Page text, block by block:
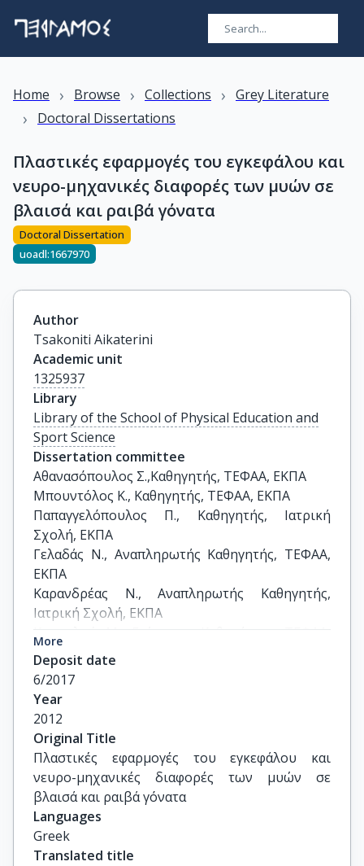
Home › Browse › Collections › Grey Literature
› Doctoral Dissertations
Πλαστικές εφαρμογές του εγκεφάλου και
νευρο-μηχανικές διαφορές των μυών σε
βλαισά και ραιβά γόνατα
Doctoral Dissertation
uoadl:1667970
Author
Tsakoniti Aikaterini
Academic unit
1325937
Library
Library of the School of Physical Education and
Sport Science
Dissertation committee
Αθανασόπουλος Σ.,Καθηγητής, ΤΕΦΑΑ, ΕΚΠΑ
Μπουντόλος Κ., Καθηγητής, ΤΕΦΑΑ, ΕΚΠΑ
Παπαγγελόπουλος Π., Καθηγητής, Ιατρική
Σχολή, ΕΚΠΑ
Γελαδάς Ν., Αναπληρωτής Καθηγητής, ΤΕΦΑΑ,
ΕΚΠΑ
Καρανδρέας Ν., Αναπληρωτής Καθηγητής,
Ιατρική Σχολή, ΕΚΠΑ
ΕΚΠΑ
Τερζής Γ., Επίκουρος Καθηγητής, ΤΕΦΑΑ, ΕΚΠΑ
More
Deposit date
6/2017
Year
2012
Original Title
Πλαστικές εφαρμογές του εγκεφάλου και
νευρο-μηχανικές διαφορές των μυών σε
βλαισά και ραιβά γόνατα
Languages
Greek
Translated title